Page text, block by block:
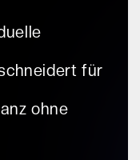
für
ohne